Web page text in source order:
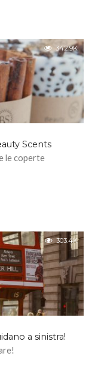
342.9K
Scents
le coperte
303.4K
a sinistra!